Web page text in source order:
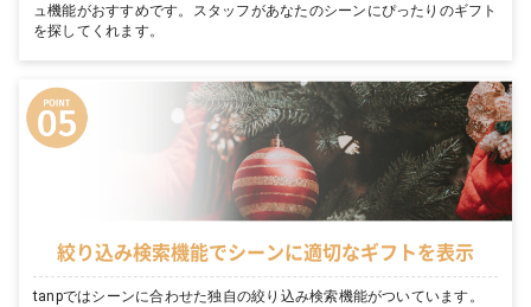
ュ機能がおすすめです。スタッフがあなたのシーンにぴったりのギフト
を探してくれます。
絞り込み検索機能でシーンに適切なギフトを表示
tanpではシーンに合わせた独自の絞り込み検索機能がついています。